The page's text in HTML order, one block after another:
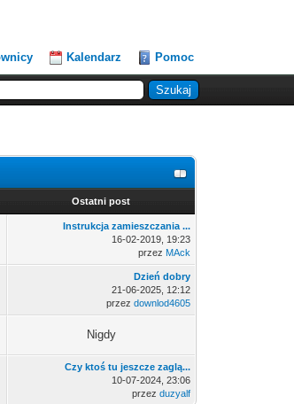
Kalendarz Pomoc
Ostatni post
Instrukcja zamieszczania ...
16-02-2019, 19:23
przez MAck
Dzień dobry
21-06-2025, 12:12
przezdownlod4605
Nigdy
Czy ktoś tu jeszcze zaglą...
10-07-2024, 23:06
przezduzyalf